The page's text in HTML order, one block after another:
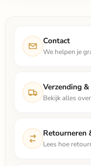
Contact
We helpen je
Verzending
Bekijk alles
Retourneren
Lees hoe